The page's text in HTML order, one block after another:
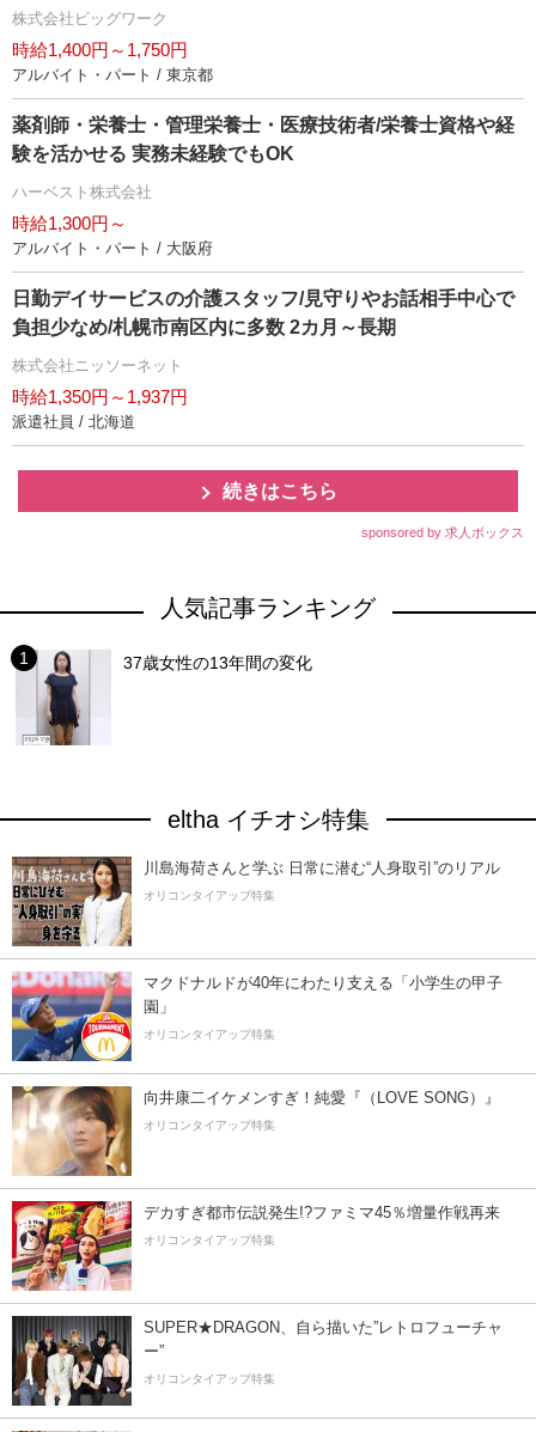
株式会社ビッグワーク
時給1,400円～1,750円
アルバイト・パート / 東京都
薬剤師・栄養士・管理栄養士・医療技術者/栄養士資格や経
験を活かせる 実務未経験でもOK
ハーベスト株式会社
時給1,300円～
アルバイト・パート / 大阪府
日勤デイサービスの介護スタッフ/見守りやお話相手中心で
負担少なめ/札幌市南区内に多数 2カ月～長期
株式会社ニッソーネット
時給1,350円～1,937円
派遣社員 / 北海道
続きはこちら
sponsored by 求人ボックス
人気記事ランキング
37歳女性の13年間の変化
eltha イチオシ特集
川島海荷さんと学ぶ 日常に潜む“人身取引”のリアル
オリコンタイアップ特集
マクドナルドが40年にわたり支える「小学生の甲子
園」
オリコンタイアップ特集
向井康二イケメンすぎ！純愛『（LOVE SONG）』
オリコンタイアップ特集
デカすぎ都市伝説発生!?ファミマ45％増量作戦再来
オリコンタイアップ特集
SUPER★DRAGON、自ら描いた”レトロフューチャ
ー”
オリコンタイアップ特集